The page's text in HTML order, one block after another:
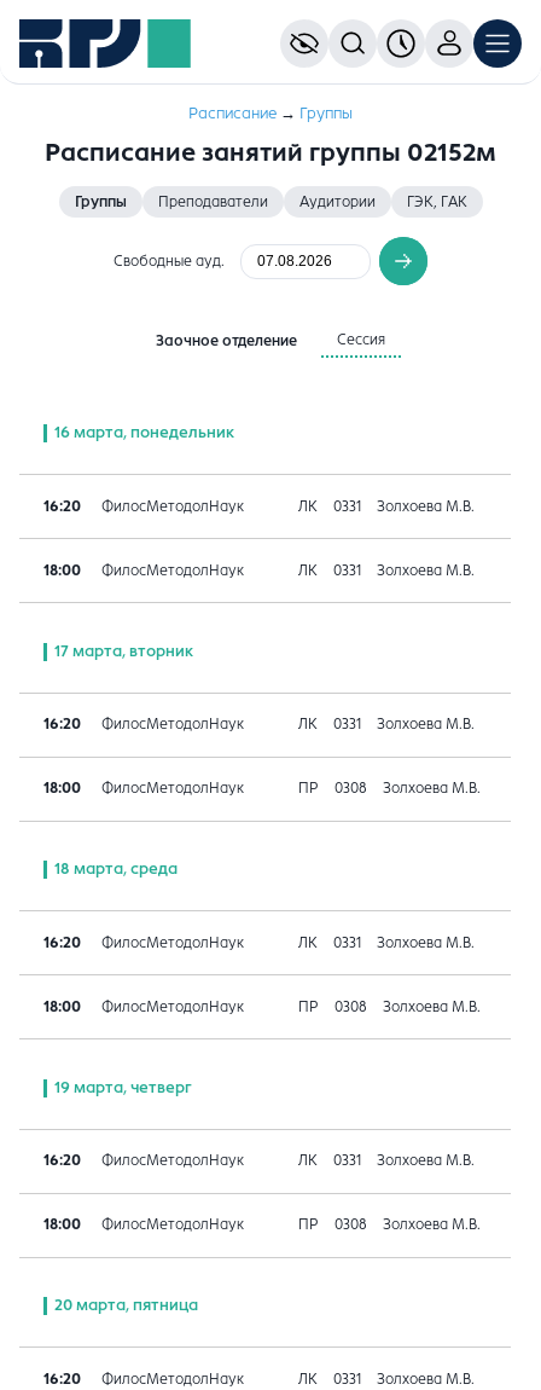
Расписание → Группы
Расписание занятий группы 02152м
Группы Преподаватели Аудитории ГЭК, ГАК
Свободные ауд.
Заочное отделение Сессия
16 марта, понедельник
16:20 ФилосМетодолНаук ЛК 0331 Золхоева М.В.
18:00 ФилосМетодолНаук ЛК 0331 Золхоева М.В.
17 марта, вторник
16:20 ФилосМетодолНаук ЛК 0331 Золхоева М.В.
18:00 ФилосМетодолНаук ПР 0308 Золхоева М.В.
18 марта, среда
16:20 ФилосМетодолНаук ЛК 0331 Золхоева М.В.
18:00 ФилосМетодолНаук ПР 0308 Золхоева М.В.
19 марта, четверг
16:20 ФилосМетодолНаук ЛК 0331 Золхоева М.В.
18:00 ФилосМетодолНаук ПР 0308 Золхоева М.В.
20 марта, пятница
16:20 ФилосМетодолНаук ЛК 0331 Золхоева М.В.